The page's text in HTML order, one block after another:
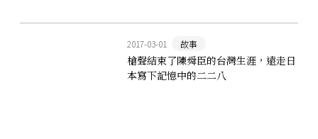
2017-03-01 故事
槍聲結束了陳舜臣的台灣生涯，遠走日
本寫下記憶中的二二八